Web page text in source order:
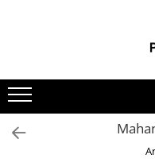
Noutati
Promotii
Pachete Speciale Carti